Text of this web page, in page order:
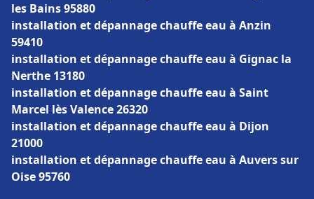
les Bains 95880
installation et dépannage chauffe eau à Anzin
59410
installation et dépannage chauffe eau à Gignac la
Nerthe 13180
installation et dépannage chauffe eau à Saint
Marcel lès Valence 26320
installation et dépannage chauffe eau à Dijon
21000
installation et dépannage chauffe eau à Auvers sur
Oise 95760